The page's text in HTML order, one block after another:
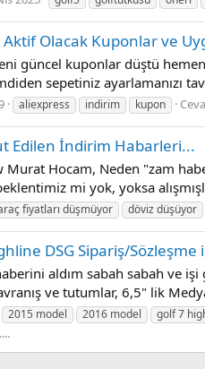
Olacak Kuponlar ve
güncel kuponlar düştü
sepetiniz ayarlamanızı
aliexpress indirim kupon
Edilen İndirim Habarleri...
Hocam, Neden "zam
mi yok, yoksa
fiyatları düşmüyor döviz düşüyor
DSG Sipariş/Sözleşme
aldım sabah sabah ve
ve tutumlar, 6,5" lik
2015 model 2016 model golf 7